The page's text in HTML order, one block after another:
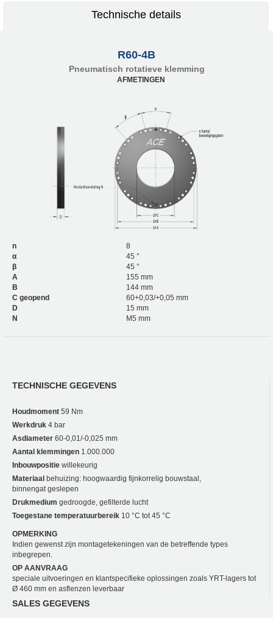
Technische details
R60-4B
Pneumatisch rotatieve klemming
AFMETINGEN
n
8
α
45 °
β
45 °
A
155 mm
B
144 mm
C geopend
60+0,03/+0,05 mm
D
15 mm
N
M5 mm
TECHNISCHE GEGEVENS
Houdmoment 59 Nm
Werkdruk 4 bar
Asdiameter 60-0,01/-0,025 mm
Aantal klemmingen 1.000.000
Inbouwpositie willekeurig
Materiaal behuizing: hoogwaardig fijnkorrelig bouwstaal,
binnengat geslepen
Drukmedium gedroogde, gefilterde lucht
Toegestane temperatuurbereik 10 °C tot 45 °C
OPMERKING
Indien gewenst zijn montagetekeningen van de betreffende types
inbegrepen.
OP AANVRAAG
speciale uitvoeringen en klantspecifieke oplossingen zoals YRT-lagers tot
Ø 460 mm en asflenzen leverbaar
SALES GEGEVENS